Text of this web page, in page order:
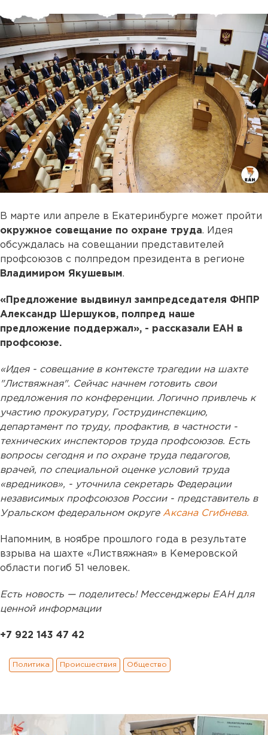
В марте или апреле в Екатеринбурге может пройти
окружное совещание по охране труда. Идея
обсуждалась на совещании представителей
профсоюзов с полпредом президента в регионе
Владимиром Якушевым.
«Предложение выдвинул зампредседателя ФНПР
Александр Шершуков, полпред наше
предложение поддержал», - рассказали ЕАН в
профсоюзе.
«Идея - совещание в контексте трагедии на шахте
"Листвяжная". Сейчас начнем готовить свои
предложения по конференции. Логично привлечь к
участию прокуратуру, Гострудинспекцию,
департамент по труду, профактив, в частности -
технических инспекторов труда профсоюзов. Есть
вопросы сегодня и по охране труда педагогов,
врачей, по специальной оценке условий труда
«вредников», - уточнила секретарь Федерации
независимых профсоюзов России - представитель в
Уральском федеральном округе Аксана Сгибнева.
Напомним, в ноябре прошлого года в результате
взрыва на шахте «Листвяжная» в Кемеровской
области погиб 51 человек.
Есть новость — поделитесь! Мессенджеры ЕАН для
ценной информации
+7 922 143 47 42
Политика Происшествия Общество